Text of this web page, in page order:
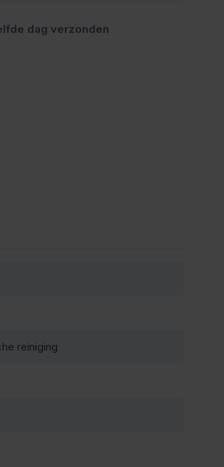
dag verzonden
reiniging